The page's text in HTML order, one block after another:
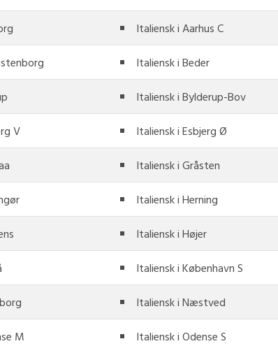
Italiensk i Aarhus C
Italiensk i Beder
Italiensk i Bylderup-Bov
V Italiensk i Esbjerg Ø
Italiensk i Gråsten
Italiensk i Herning
Italiensk i Højer
Italiensk i København S
Italiensk i Næstved
M Italiensk i Odense S